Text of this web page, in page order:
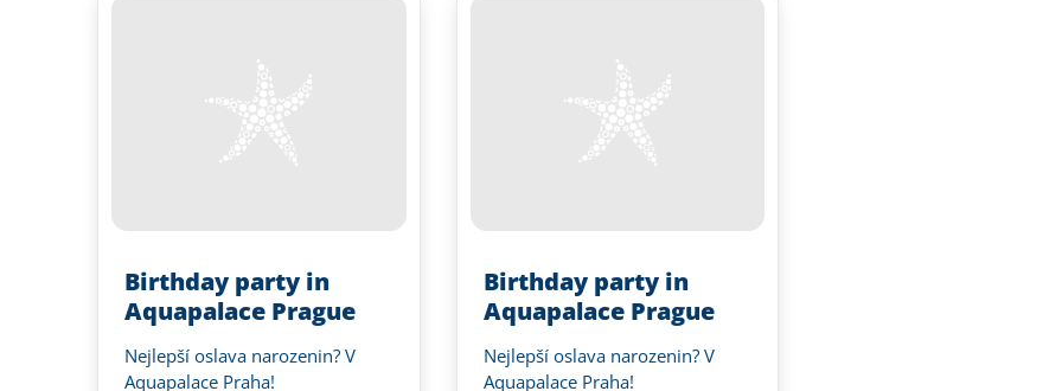
Birthday party in
Aquapalace Prague
Nejlepší oslava narozenin? V
Aquapalace Praha!
Birthday party in
Aquapalace Prague
Nejlepší oslava narozenin? V
Aquapalace Praha!